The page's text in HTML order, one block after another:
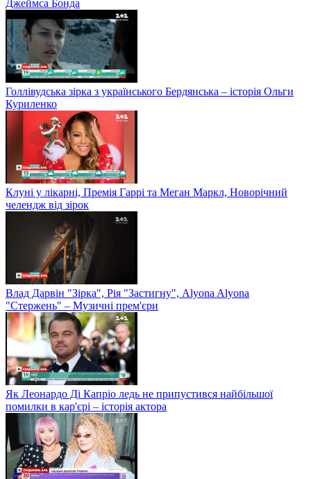
Джеймса Бонда
Голлівудська зірка з українського Бердянська – історія Ольги
Куриленко
Клуні у лікарні, Премія Гаррі та Меган Маркл, Новорічний
челендж від зірок
Влад Дарвін "Зірка", Рія "Застигну", Alyona Alyona
"Стержень" – Музичні прем'єри
Як Леонардо Ді Капріо ледь не припустився найбільшої
помилки в кар'єрі – історія актора